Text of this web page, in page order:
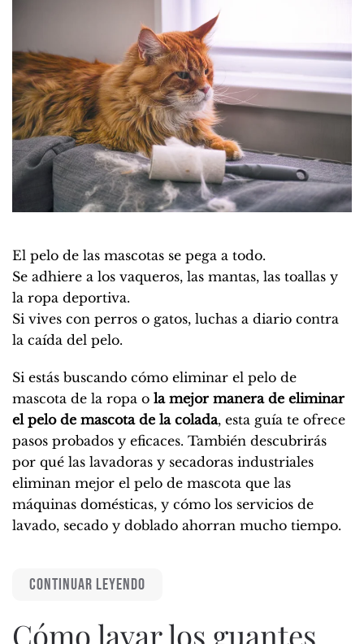
El pelo de las mascotas se pega a todo.
Se adhiere a los vaqueros, las mantas, las toallas y
la ropa deportiva.
Si vives con perros o gatos, luchas a diario contra
la caída del pelo.
Si estás buscando cómo eliminar el pelo de
mascota de la ropa o la mejor manera de eliminar
el pelo de mascota de la colada, esta guía te ofrece
pasos probados y eficaces. También descubrirás
por qué las lavadoras y secadoras industriales
eliminan mejor el pelo de mascota que las
máquinas domésticas, y cómo los servicios de
lavado, secado y doblado ahorran mucho tiempo.
CONTINUAR LEYENDO
Cómo lavar los guantes